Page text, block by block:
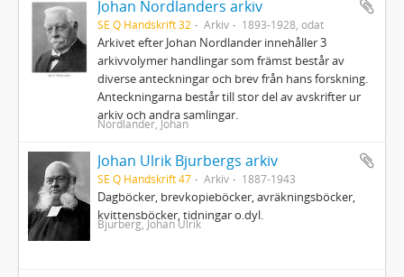
Johan Nordlanders arkiv
SE Q Handskrift 32 Arkiv 1893-1928, odat
Arkivet efter Johan Nordlander innehåller 3
arkivvolymer handlingar som främst består av
diverse anteckningar och brev från hans forskning.
Anteckningarna består till stor del av avskrifter ur
arkiv och andra samlingar.
Nordlander, Johan
Johan Ulrik Bjurbergs arkiv
SE Q Handskrift 47 Arkiv 1887-1943
Dagböcker, brevkopieböcker, avräkningsböcker,
kvittensböcker, tidningar o.dyl.
Bjurberg, Johan Ulrik